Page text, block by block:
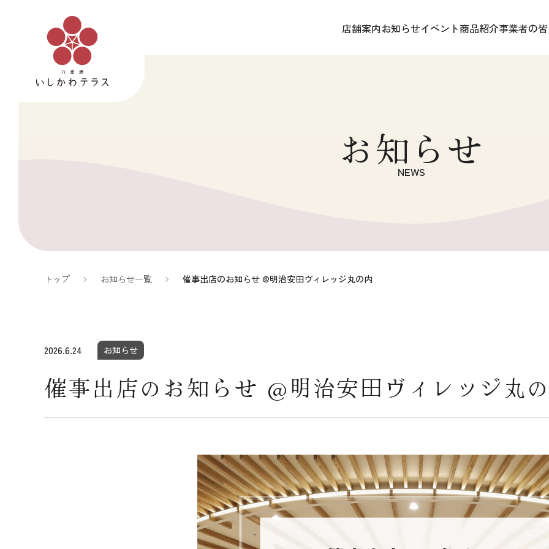
店舗案内お知らせイベント商品紹介事業者の
お知らせ
NEWS
トップ お知らせ一覧 催事出店のお知らせ @明治安田ヴィレッジ丸の内
2026.6.24 お知らせ
催事出店のお知らせ @明治安田ヴィレッジ丸